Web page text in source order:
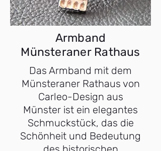
Armband
Münsteraner Rathaus
Das Armband mit dem
Münsteraner Rathaus von
Carleo-Design aus
Münster ist ein elegantes
Schmuckstück, das die
Schönheit und Bedeutung